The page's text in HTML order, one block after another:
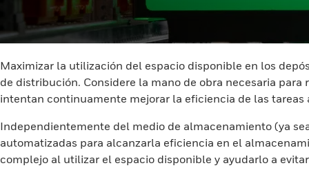
Maximizar la utilización del espacio disponible en los
de distribución. Considere la mano de obra necesaria
intentan continuamente mejorar la eficiencia de las
Independientemente del medio de almacenamiento (ya
automatizadas para alcanzarla eficiencia en el
complejo al utilizar el espacio disponible y ayudarlo a